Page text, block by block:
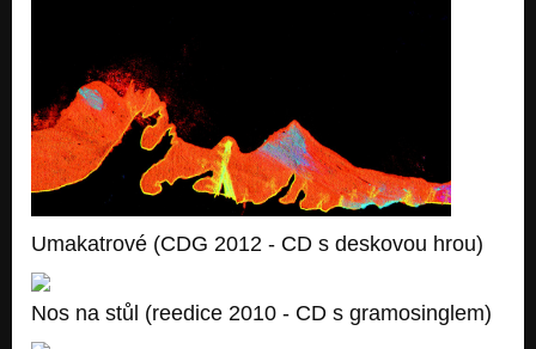
Umakatrové (CDG 2012 - CD s deskovou hrou)
Nos na stůl (reedice 2010 - CD s gramosinglem)